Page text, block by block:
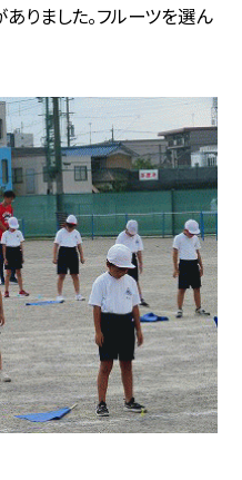
りました。フルーツを選ん